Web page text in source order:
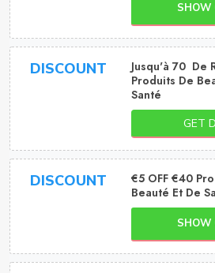
SHOW
DISCOUNT
Jusqu'à 70 De
Produits De
Santé
GET
DISCOUNT
€5 OFF €40
Beauté Et De
SHOW